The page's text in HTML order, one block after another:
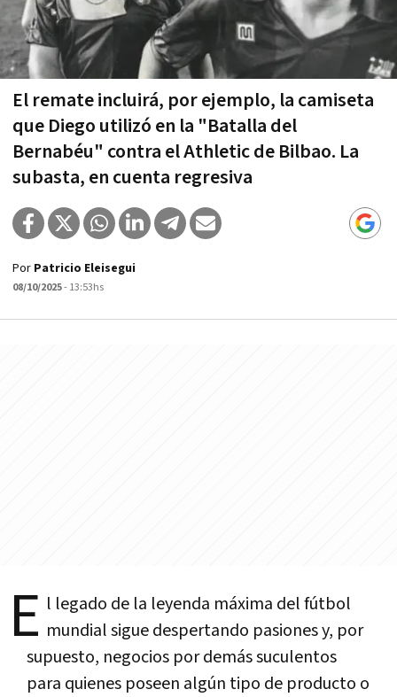
El remate incluirá, por ejemplo, la camiseta
que Diego utilizó en la "Batalla del
Bernabéu" contra el Athletic de Bilbao. La
subasta, en cuenta regresiva
Por Patricio Eleisegui
08/10/2025- 13:53hs
E l legado de la leyenda máxima del fútbol
mundial sigue despertando pasiones y, por
supuesto, negocios por demás suculentos
para quienes poseen algún tipo de producto o